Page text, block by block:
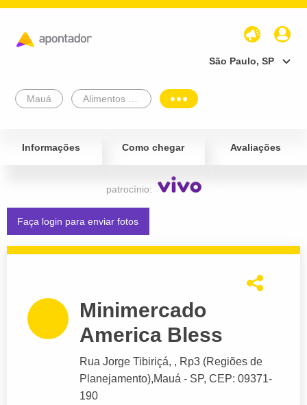
São Paulo, SP
Mauá
Informações Como chegar Avaliações
patrocínio:
Faça login para enviar fotos
Minimercado
America Bless
Rua Jorge Tibiriçá, , Rp3 (Regiões de
Planejamento),Mauá - SP, CEP: 09371-
190